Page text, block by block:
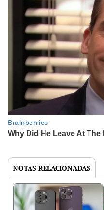
NOTAS RELACIONADAS